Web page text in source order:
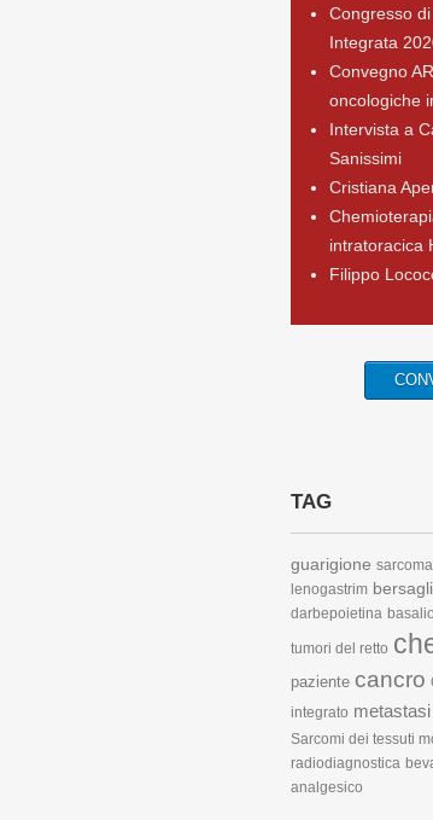
Congresso
Integrata
Convegno
oncologiche
Intervista a
Sanissimi
Cristiana
intratoracica
Filippo
TAG
guarigione
lenogastrim
darbepoietina
tumori del retto
paziente cancro
integrato metastasi
Sarcomi dei tessuti
radiodiagnostica
analgesico